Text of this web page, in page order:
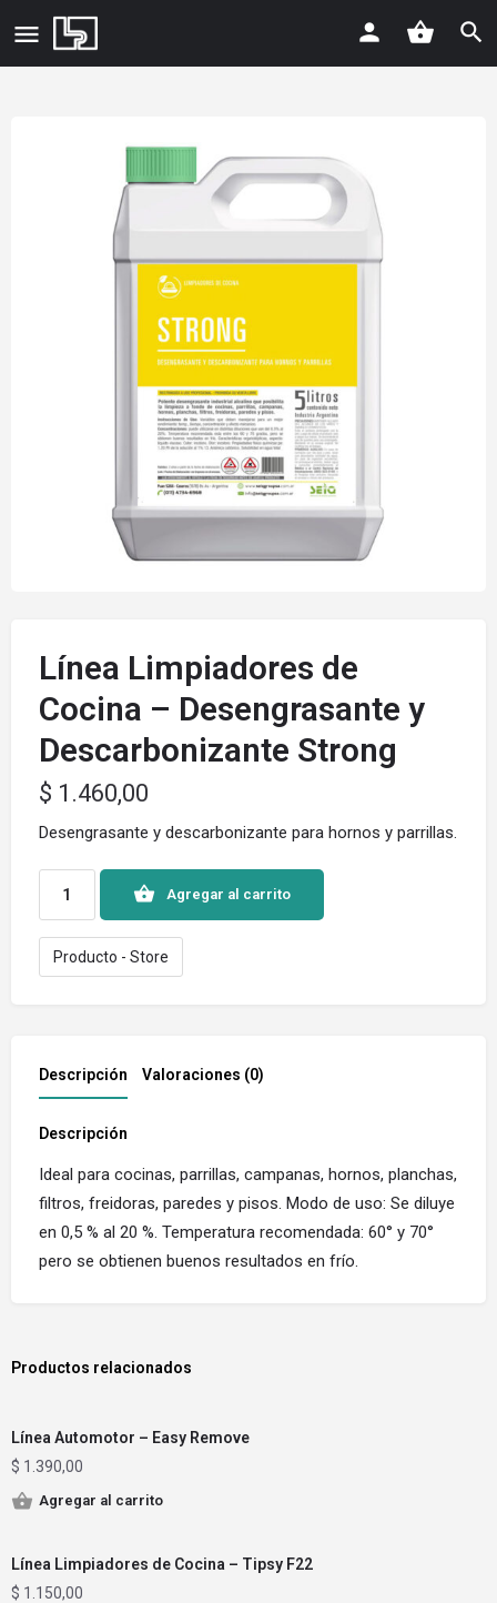
Línea Limpiadores de
Cocina – Desengrasante y
Descarbonizante Strong
$ 1.460,00
Desengrasante y descarbonizante para hornos y parrillas.
Agregar al carrito
Producto - Store
Descripción Valoraciones (0)
Descripción
Ideal para cocinas, parrillas, campanas, hornos, planchas,
filtros, freidoras, paredes y pisos. Modo de uso: Se diluye
en 0,5 % al 20 %. Temperatura recomendada: 60° y 70°
pero se obtienen buenos resultados en frío.
Productos relacionados
Línea Automotor – Easy Remove
$ 1.390,00
Agregar al carrito
Línea Limpiadores de Cocina – Tipsy F22
$ 1.150,00